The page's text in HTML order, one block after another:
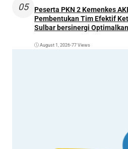
05
Peserta PKN 2 Kemenkes
Pembentukan Tim Efektif
Sulbar bersinergi
August 1, 2026•77 Views